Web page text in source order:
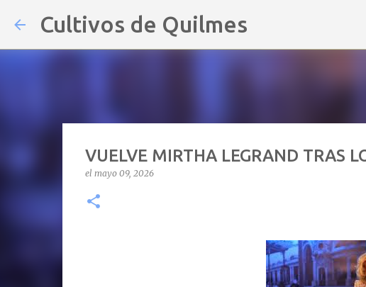
Cultivos de Quilmes
VUELVE MIRTHA LEGRAND TRAS
el mayo 09, 2026